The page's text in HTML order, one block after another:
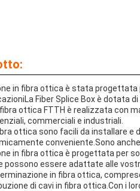
in fibra ottica è stata
Fiber Splice Box è dotata
ottica FTTH è realizzata con
commerciali e industriali.
ottica sono facili da installare e
conveniente.Sono
in fibra ottica è progettata per
possono essere adattate alle
in fibra ottica,
di cavi in fibra ottica.Con i